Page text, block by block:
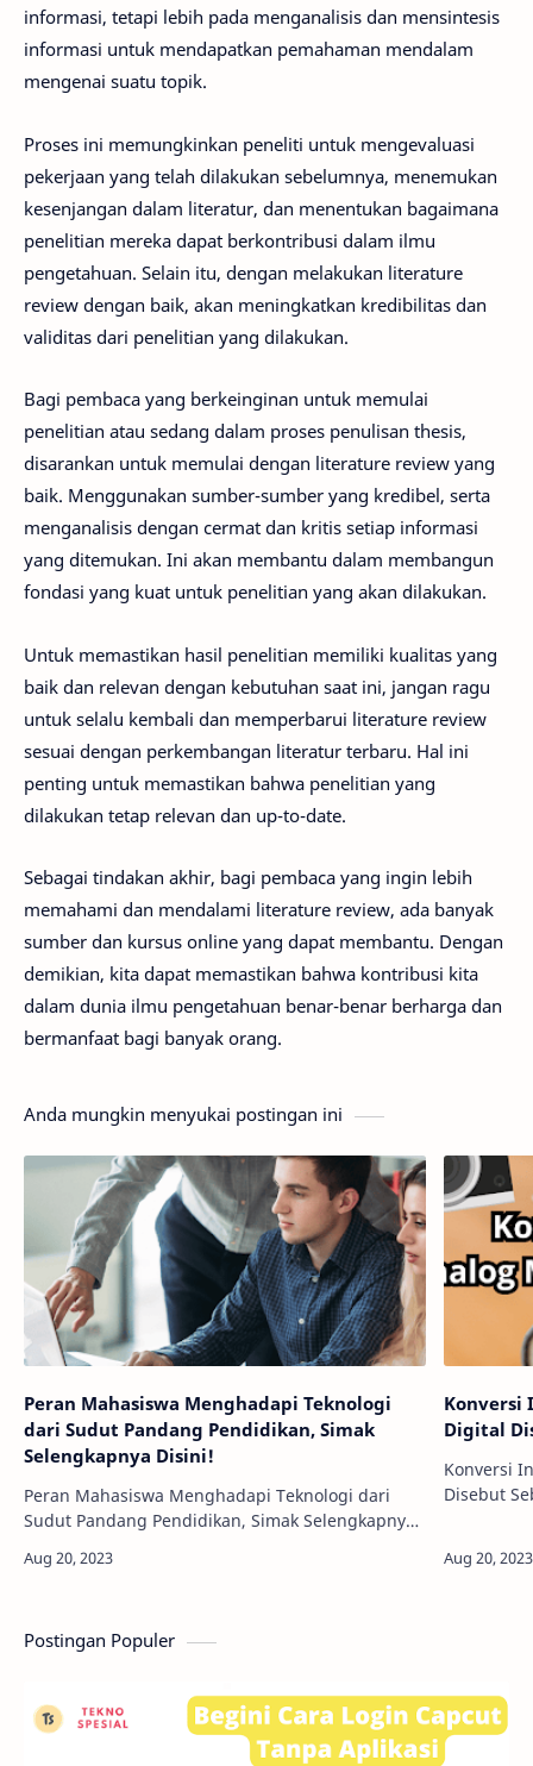
informasi, tetapi lebih pada menganalisis dan mensintesis
informasi untuk mendapatkan pemahaman mendalam
mengenai suatu topik.
Proses ini memungkinkan peneliti untuk mengevaluasi
pekerjaan yang telah dilakukan sebelumnya, menemukan
kesenjangan dalam literatur, dan menentukan bagaimana
penelitian mereka dapat berkontribusi dalam ilmu
pengetahuan. Selain itu, dengan melakukan literature
review dengan baik, akan meningkatkan kredibilitas dan
validitas dari penelitian yang dilakukan.
Bagi pembaca yang berkeinginan untuk memulai
penelitian atau sedang dalam proses penulisan thesis,
disarankan untuk memulai dengan literature review yang
baik. Menggunakan sumber-sumber yang kredibel, serta
menganalisis dengan cermat dan kritis setiap informasi
yang ditemukan. Ini akan membantu dalam membangun
fondasi yang kuat untuk penelitian yang akan dilakukan.
Untuk memastikan hasil penelitian memiliki kualitas yang
baik dan relevan dengan kebutuhan saat ini, jangan ragu
untuk selalu kembali dan memperbarui literature review
sesuai dengan perkembangan literatur terbaru. Hal ini
penting untuk memastikan bahwa penelitian yang
dilakukan tetap relevan dan up-to-date.
Sebagai tindakan akhir, bagi pembaca yang ingin lebih
memahami dan mendalami literature review, ada banyak
sumber dan kursus online yang dapat membantu. Dengan
demikian, kita dapat memastikan bahwa kontribusi kita
dalam dunia ilmu pengetahuan benar-benar berharga dan
bermanfaat bagi banyak orang.
Anda mungkin menyukai postingan ini
Peran Mahasiswa Menghadapi Teknologi
dari Sudut Pandang Pendidikan, Simak
Selengkapnya Disini!
Peran Mahasiswa Menghadapi Teknologi dari
Sudut Pandang Pendidikan, Simak Selengkapnya
merasuk ke dalam setiap aspek kehidupan
Konversi
Digital
Konversi
Disebut
Postingan Populer